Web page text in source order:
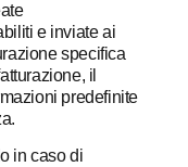
e inviate ai
specifica
il
predefinite
in caso di